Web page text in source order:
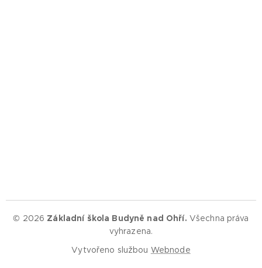
© 2026 Základní škola Budyně nad Ohří. Všechna práva
vyhrazena.
Vytvořeno službou Webnode